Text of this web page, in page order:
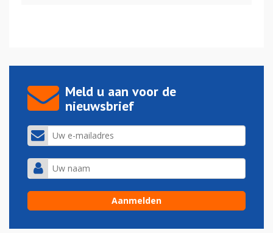
Meld u aan voor de
nieuwsbrief